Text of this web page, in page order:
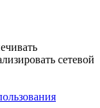
сетевой